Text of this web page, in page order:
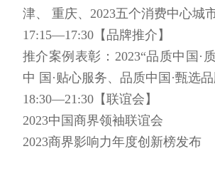
津、 重庆、2023五个消费中心城
17:15—17:30【品牌推介】
推介案例表彰：2023“品质中国·
中 国·贴心服务、品质中国·甄选品
18:30—21:30【联谊会】
2023中国商界领袖联谊会
2023商界影响力年度创新榜发布